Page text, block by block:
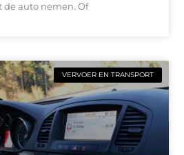
de auto nemen. Of
VERVOER EN TRANSPORT